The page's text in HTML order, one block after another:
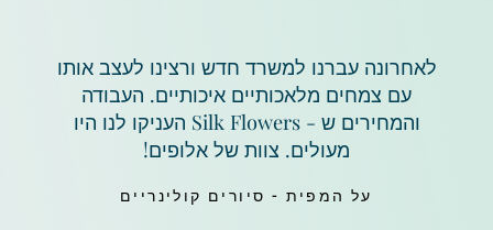
לאחרונה עברנו למשרד חדש ורצינו לעצב אותו
עם צמחים מלאכותיים איכותיים. העבודה
והמחירים ש - Silk Flowers העניקו לנו היו
מעולים. צוות של אלופים!
על המפית - סיורים קולינריים